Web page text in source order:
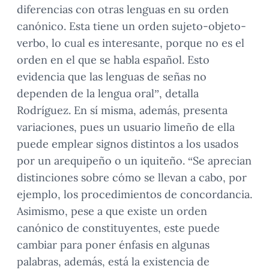
diferencias con otras lenguas en su orden
canónico. Esta tiene un orden sujeto-objeto-
verbo, lo cual es interesante, porque no es el
orden en el que se habla español. Esto
evidencia que las lenguas de señas no
dependen de la lengua oral”, detalla
Rodríguez. En sí misma, además, presenta
variaciones, pues un usuario limeño de ella
puede emplear signos distintos a los usados
por un arequipeño o un iquiteño. “Se aprecian
distinciones sobre cómo se llevan a cabo, por
ejemplo, los procedimientos de concordancia.
Asimismo, pese a que existe un orden
canónico de constituyentes, este puede
cambiar para poner énfasis en algunas
palabras, además, está la existencia de